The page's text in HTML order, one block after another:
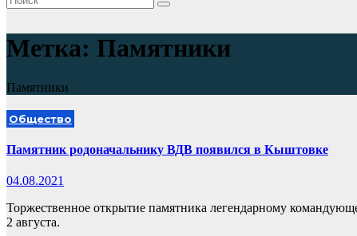
Метка: Памятники
Памятники
Общество
Памятник родоначальнику ВДВ появился в Кыштовке
04.08.2021
Торжественное открытие памятника легендарному
2 августа.